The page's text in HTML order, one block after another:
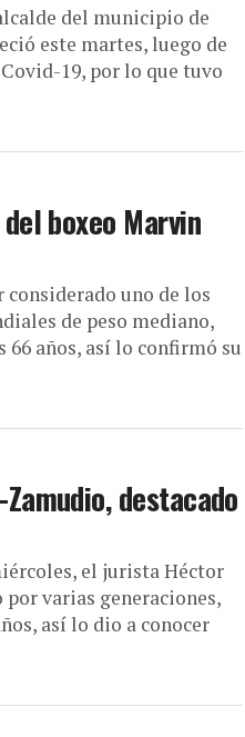
del municipio de
este martes, luego de
19, por lo que tuvo
boxeo Marvin
uno de los
de peso mediano,
66 años, así lo confirmó su
destacado
el jurista Héctor
varias generaciones,
así lo dio a conocer